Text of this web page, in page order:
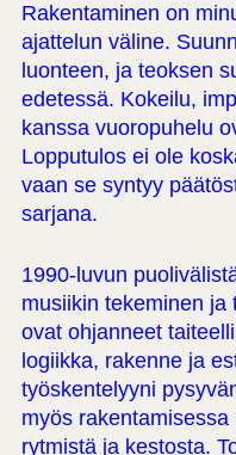
Rakentaminen on
ajattelun väline.
luonteen, ja teoksen
edetessä. Kokeilu,
kanssa vuoropuhelu
Lopputulos ei ole
vaan se syntyy
sarjana.
1990-luvun
musiikin tekeminen ja
ovat ohjanneet
logiikka, rakenne ja
työskentelyyni
myös
rytmistä ja kestosta.